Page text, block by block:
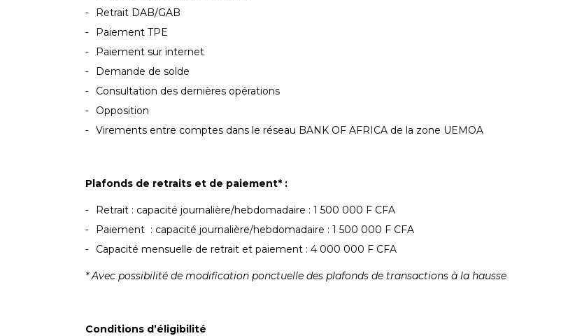
Retrait DAB/GAB
Paiement TPE
Paiement sur internet
Demande de solde
Consultation des dernières opérations
Opposition
Virements entre comptes dans le réseau BANK OF AFRICA de la zone UEMOA
Plafonds de retraits et de paiement* :
Retrait : capacité journalière/hebdomadaire : 1 500 000 F CFA
Paiement : capacité journalière/hebdomadaire : 1 500 000 F CFA
Capacité mensuelle de retrait et paiement : 4 000 000 F CFA
* Avec possibilité de modification ponctuelle des plafonds de transactions à la hausse
Conditions d’éligibilité